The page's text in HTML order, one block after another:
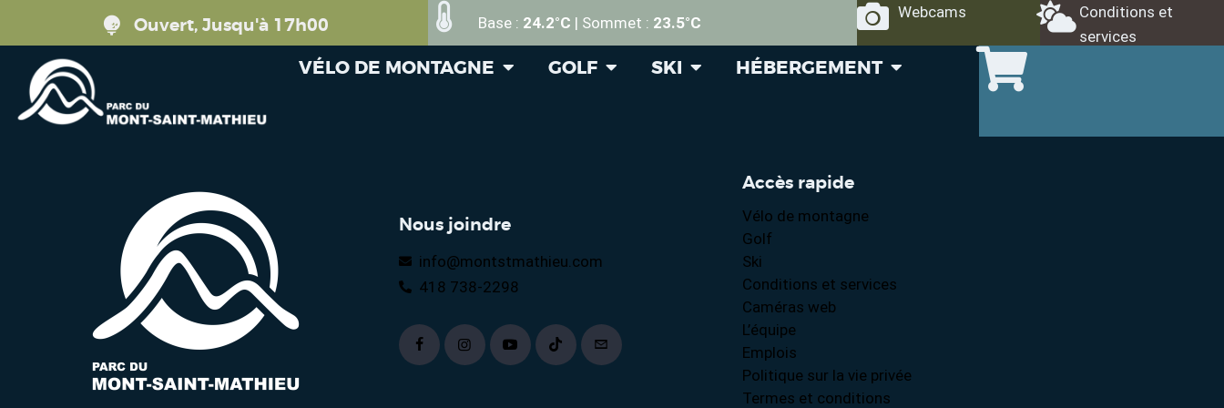
Ouvert, Jusqu'à 17h00 Base : 24.2°C | Sommet : 23.5°C
Webcams
Conditions et
services
VÉLO DE MONTAGNE GOLF SKI HÉBERGEMENT
Nous joindre
info@montstmathieu.com
418 738-2298
Accès rapide
Vélo de montagne
Golf
Ski
Conditions et services
Caméras web
L’équipe
Emplois
Politique sur la vie privée
Termes et conditions